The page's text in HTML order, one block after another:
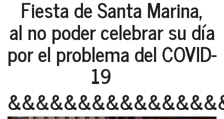
Fiesta de Santa Marina,
al no poder celebrar su día
por el problema del COVID-
19